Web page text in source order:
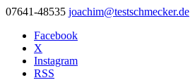
07641-48535 joachim@testschmecker.de
Facebook
X
Instagram
RSS